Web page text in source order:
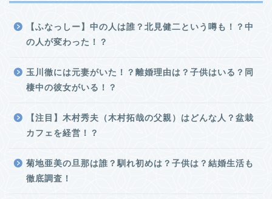
【ふなっしー】中の人は誰？北見健二という噂も！？中
の人が変わった！？
玉川徹には元妻がいた！？離婚理由は？子供はいる？同
棲中の彼女がいる！？
【注目】木村秀夫（木村拓哉の父親）はどんな人？盆栽
カフェを経営！？
菊地亜美の旦那は誰？馴れ初めは？子供は？結婚生活も
徹底調査！